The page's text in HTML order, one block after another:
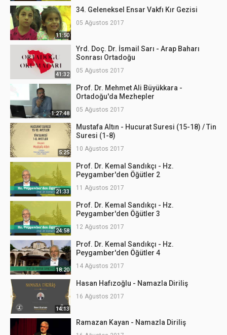
11:50
34. Geleneksel Ensar Vakfı Kır Gezisi
05 Ağustos 2017
41:32
Yrd. Doç. Dr. İsmail Sarı - Arap Baharı
Sonrası Ortadoğu
05 Ağustos 2017
1:27:48
Prof. Dr. Mehmet Ali Büyükkara -
Ortadoğu'da Mezhepler
05 Ağustos 2017
5:25
Mustafa Altın - Hucurat Suresi (15-18) / Tin
Suresi (1-8)
10 Ağustos 2017
21:33
Prof. Dr. Kemal Sandıkçı - Hz.
Peygamber'den Öğütler 2
11 Ağustos 2017
24:58
Prof. Dr. Kemal Sandıkçı - Hz.
Peygamber'den Öğütler 3
12 Ağustos 2017
18:20
Prof. Dr. Kemal Sandıkçı - Hz.
Peygamber'den Öğütler 4
14 Ağustos 2017
14:13
Hasan Hafızoğlu - Namazla Diriliş
16 Ağustos 2017
Ramazan Kayan - Namazla Diriliş